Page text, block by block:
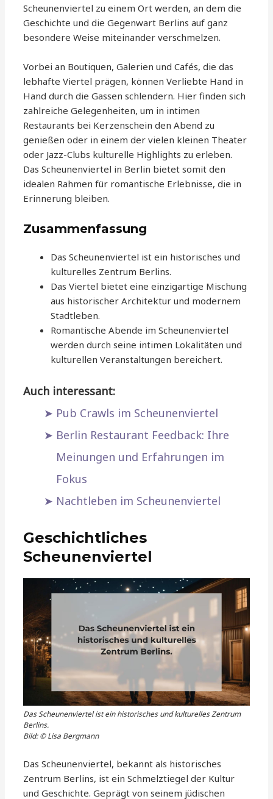
Scheunenviertel zu einem Ort werden, an dem die
Geschichte und die Gegenwart Berlins auf ganz
besondere Weise miteinander verschmelzen.
Vorbei an Boutiquen, Galerien und Cafés, die das
lebhafte Viertel prägen, können Verliebte Hand in
Hand durch die Gassen schlendern. Hier finden sich
zahlreiche Gelegenheiten, um in intimen
Restaurants bei Kerzenschein den Abend zu
genießen oder in einem der vielen kleinen Theater
oder Jazz-Clubs kulturelle Highlights zu erleben.
Das Scheunenviertel in Berlin bietet somit den
idealen Rahmen für romantische Erlebnisse, die in
Erinnerung bleiben.
Zusammenfassung
Das Scheunenviertel ist ein historisches und
kulturelles Zentrum Berlins.
Das Viertel bietet eine einzigartige Mischung
aus historischer Architektur und modernem
Stadtleben.
Romantische Abende im Scheunenviertel
werden durch seine intimen Lokalitäten und
kulturellen Veranstaltungen bereichert.
Auch interessant:
Pub Crawls im Scheunenviertel
Berlin Restaurant Feedback: Ihre
Meinungen und Erfahrungen im
Fokus
Nachtleben im Scheunenviertel
Geschichtliches
Scheunenviertel
Das Scheunenviertel ist ein historisches und kulturelles Zentrum
Berlins.
Bild: © Lisa Bergmann
Das Scheunenviertel, bekannt als historisches
Zentrum Berlins, ist ein Schmelztiegel der Kultur
und Geschichte. Geprägt von seinem jüdischen